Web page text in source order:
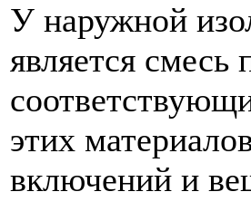
У наружной
является
этих
включений и